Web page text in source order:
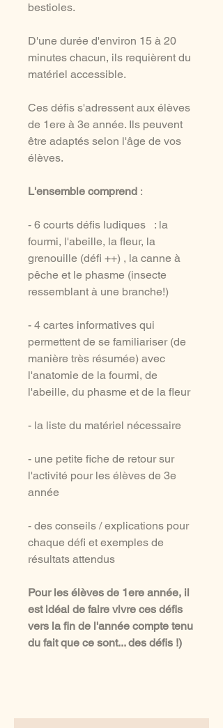
bestioles.
D'une durée d'environ 15 à 20
minutes chacun, ils requièrent du
matériel accessible.
Ces défis s'adressent aux élèves
de 1ere à 3e année. Ils peuvent
être adaptés selon l'âge de vos
élèves.
L'ensemble comprend :
- 6 courts défis ludiques : la
fourmi, l'abeille, la fleur, la
grenouille (défi ++) , la canne à
pêche et le phasme (insecte
ressemblant à une branche!)
- 4 cartes informatives qui
permettent de se familiariser (de
manière très résumée) avec
l'anatomie de la fourmi, de
l'abeille, du phasme et de la fleur
- la liste du matériel nécessaire
- une petite fiche de retour sur
l'activité pour les élèves de 3e
année
- des conseils / explications pour
chaque défi et exemples de
résultats attendus
Pour les élèves de 1ere année, il
est idéal de faire vivre ces défis
vers la fin de l'année compte tenu
du fait que ce sont... des défis !)